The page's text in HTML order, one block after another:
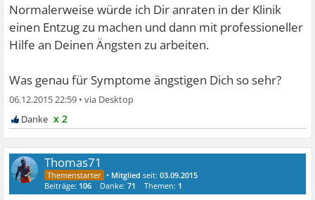
Normalerweise würde ich Dir anraten in der Klinik
einen Entzug zu machen und dann mit professioneller
Hilfe an Deinen Ängsten zu arbeiten.
Was genau für Symptome ängstigen Dich so sehr?
06.12.2015 22:59 •
x 2
Thomas71
• Mitglied seit:03.09.2015
Beiträge: 106 Danke:71 Themen: 1